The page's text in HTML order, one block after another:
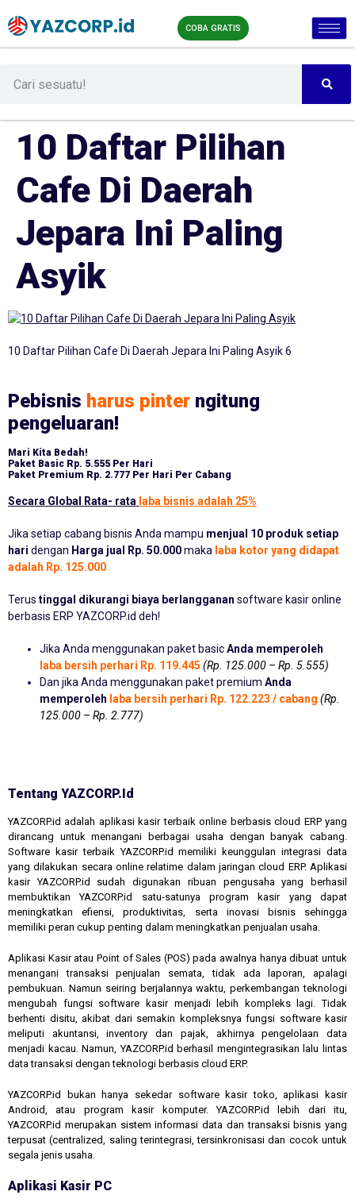
COBA GRATIS
10 Daftar Pilihan
Cafe Di Daerah
Jepara Ini Paling
Asyik
10 Daftar Pilihan Cafe Di Daerah Jepara Ini Paling Asyik 6
Pebisnis harus pinter ngitung
pengeluaran!
Mari Kita Bedah!
Paket Basic Rp. 5.555 Per Hari
Paket Premium Rp. 2.777 Per Hari Per Cabang
Secara Global Rata- rata laba bisnis adalah 25%
Jika setiap cabang bisnis Anda mampu menjual 10 produk setiap
hari dengan Harga jual Rp. 50.000maka laba kotor yang didapat
adalah Rp. 125.000
Terus tinggal dikurangi biaya berlangganan software kasir online
berbasis ERP YAZCORP.id deh!
Jika Anda menggunakan paket basicAnda memperoleh
laba bersih perhari Rp. 119.445 (Rp. 125.000 – Rp. 5.555)
Dan jika Anda menggunakan paket premium Anda
memperoleh laba bersih perhari Rp. 122.223 / cabang (Rp.
125.000 – Rp. 2.777)
Tentang YAZCORP.id
YAZCORP.id adalah aplikasi kasir terbaik online berbasis cloud ERP yang
dirancang untuk menangani berbagai usaha dengan banyak cabang.
Software kasir terbaik YAZCORP.id memiliki keunggulan integrasi data
yang dilakukan secara online relatime dalam jaringan cloud ERP. Aplikasi
kasir YAZCORP.id sudah digunakan ribuan pengusaha yang berhasil
membuktikan YAZCORP.id satu-satunya program kasir yang dapat
meningkatkan efiensi, produktivitas, serta inovasi bisnis sehingga
memiliki peran cukup penting dalam meningkatkan penjualan usaha.
Aplikasi Kasir atau Point of Sales (POS) pada awalnya hanya dibuat untuk
menangani transaksi penjualan semata, tidak ada laporan, apalagi
pembukuan. Namun seiring berjalannya waktu, perkembangan teknologi
mengubah fungsi software kasir menjadi lebih kompleks lagi. Tidak
berhenti disitu, akibat dari semakin kompleksnya fungsi software kasir
meliputi akuntansi, inventory dan pajak, akhirnya pengelolaan data
menjadi kacau. Namun, YAZCORP.id berhasil mengintegrasikan lalu lintas
data transaksi dengan teknologi berbasis cloud ERP.
YAZCORP.id bukan hanya sekedar software kasir toko, aplikasi kasir
Android, atau program kasir komputer. YAZCORP.id lebih dari itu,
YAZCORP.id merupakan sistem informasi data dan transaksi bisnis yang
terpusat (centralized, saling terintegrasi, tersinkronisasi dan cocok untuk
segala jenis usaha.
Aplikasi Kasir PC